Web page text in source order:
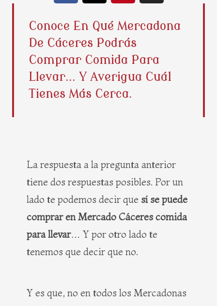
e
b
o
o
w
i
t
t
e
r
t
e
r
e
t
t
a
r
a
m
Conoce En Qué Mercadona
De Cáceres Podrás
Comprar Comida Para
Llevar... Y Averigua Cuál
Tienes Más Cerca.
La respuesta a la pregunta anterior
tiene dos respuestas posibles. Por un
lado te podemos decir que sí se puede
comprar en Mercado Cáceres comida
para llevar… Y por otro lado te
tenemos que decir que no.
Y es que, no en todos los Mercadonas